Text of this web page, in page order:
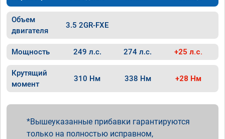
Объем
двигателя
3.5 2GR-FXE
Мощность 249 л.с. 274 л.с. +25 л.с.
Крутящий
момент
310 Нм 338 Нм +28 Нм
Вышеуказанные прибавки гарантируются
только на полностью исправном,